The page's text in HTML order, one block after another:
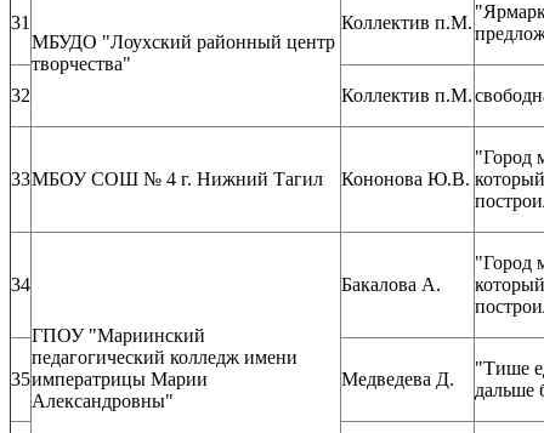
31
МБУДО "Лоухский районный центр
творчества"
Коллектив п.М.
32 Коллектив п.М.
33МБОУ СОШ № 4 г. Нижний Тагил Кононова Ю.В.
"Город
который
34
ГПОУ "Мариинский
педагогический колледж имени
императрицы Марии
Александровны"
Бакалова А.
"Город
который
35 Медведева Д.
"Тише
дальше